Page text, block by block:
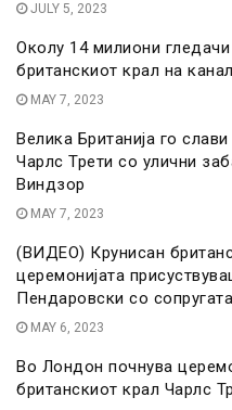
JULY 5, 2023
Околу 14 милиони
британскиот крал на
MAY 7, 2023
Велика Британија го
Чарлс Трети со улични
Виндзор
MAY 7, 2023
(ВИДЕО) Крунисан
церемонијата
Пендаровски со сопругата
MAY 6, 2023
Во Лондон почнува
британскиот крал Чарлс